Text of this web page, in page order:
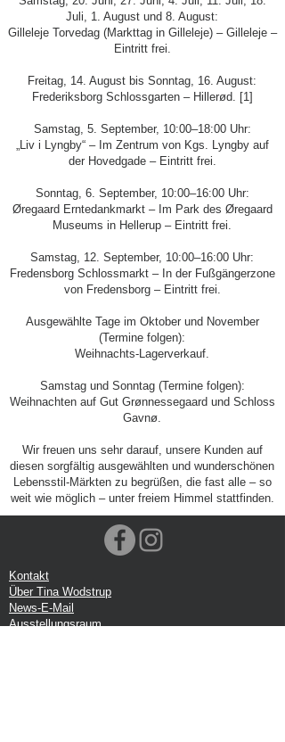
Juli, 1. August und 8. August:
Gilleleje Torvedag (Markttag in Gilleleje) – Gilleleje –
Eintritt frei.
Freitag, 14. August bis Sonntag, 16. August:
Frederiksborg Schlossgarten – Hillerød. [1]
Samstag, 5. September, 10:00–18:00 Uhr:
„Liv i Lyngby“ – Im Zentrum von Kgs. Lyngby auf
der Hovedgade – Eintritt frei.
Sonntag, 6. September, 10:00–16:00 Uhr:
Øregaard Erntedankmarkt – Im Park des Øregaard
Museums in Hellerup – Eintritt frei.
Samstag, 12. September, 10:00–16:00 Uhr:
Fredensborg Schlossmarkt – In der Fußgängerzone
von Fredensborg – Eintritt frei.
Ausgewählte Tage im Oktober und November
(Termine folgen):
Weihnachts-Lagerverkauf.
Samstag und Sonntag (Termine folgen):
Weihnachten auf Gut Grønnessegaard und Schloss
Gavnø.
Wir freuen uns sehr darauf, unsere Kunden auf
diesen sorgfältig ausgewählten und wunderschönen
Lebensstil-Märkten zu begrüßen, die fast alle – so
weit wie möglich – unter freiem Himmel stattfinden.
Kontakt
Über Tina Wodstrup
News-E-Mail
Ausstellungsraum